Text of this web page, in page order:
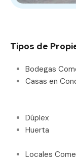
Tipos de
Bodegas
Casas en
Dúplex
Huerta
Locales